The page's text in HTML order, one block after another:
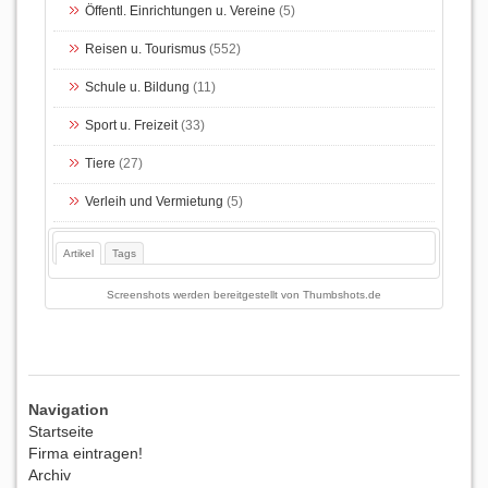
Öffentl. Einrichtungen u. Vereine (5)
Reisen u. Tourismus (552)
Schule u. Bildung (11)
Sport u. Freizeit(33)
Tiere (27)
Verleih und Vermietung (5)
Artikel Tags
Screenshots werden bereitgestellt von Thumbshots.de
Navigation
Startseite
Firma eintragen!
Archiv